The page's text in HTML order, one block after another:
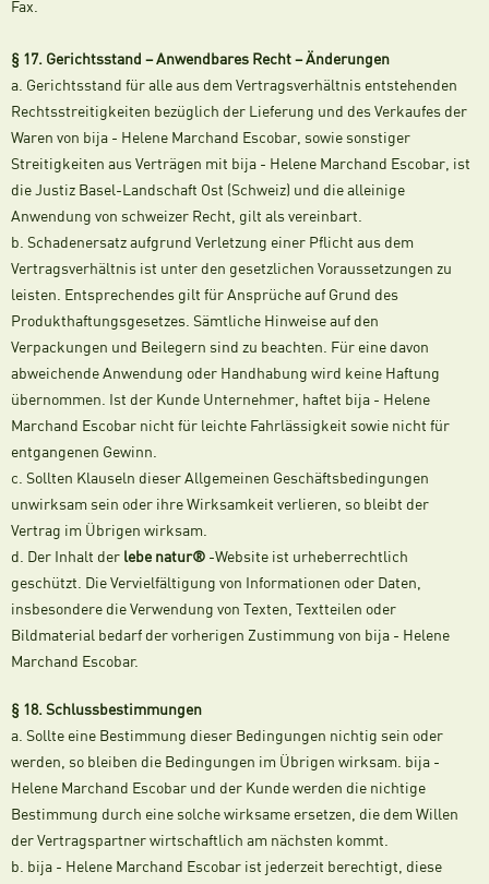
Fax.
§ 17. Gerichtsstand – Anwendbares Recht – Änderungen
a. Gerichtsstand für alle aus dem Vertragsverhältnis entstehenden
Rechtsstreitigkeiten bezüglich der Lieferung und des Verkaufes der
Waren von bija - Helene Marchand Escobar, sowie sonstiger
Streitigkeiten aus Verträgen mit bija - Helene Marchand Escobar, ist
die Justiz Basel-Landschaft Ost (Schweiz) und die alleinige
Anwendung von schweizer Recht, gilt als vereinbart.
b. Schadenersatz aufgrund Verletzung einer Pflicht aus dem
Vertragsverhältnis ist unter den gesetzlichen Voraussetzungen zu
leisten. Entsprechendes gilt für Ansprüche auf Grund des
Produkthaftungsgesetzes. Sämtliche Hinweise auf den
Verpackungen und Beilegern sind zu beachten. Für eine davon
abweichende Anwendung oder Handhabung wird keine Haftung
übernommen. Ist der Kunde Unternehmer, haftet bija - Helene
Marchand Escobar nicht für leichte Fahrlässigkeit sowie nicht für
entgangenen Gewinn.
c. Sollten Klauseln dieser Allgemeinen Geschäftsbedingungen
unwirksam sein oder ihre Wirksamkeit verlieren, so bleibt der
Vertrag im Übrigen wirksam.
d. Der Inhalt der lebe natur® -Website ist urheberrechtlich
geschützt. Die Vervielfältigung von Informationen oder Daten,
insbesondere die Verwendung von Texten, Textteilen oder
Bildmaterial bedarf der vorherigen Zustimmung von bija - Helene
Marchand Escobar.
§ 18. Schlussbestimmungen
a. Sollte eine Bestimmung dieser Bedingungen nichtig sein oder
werden, so bleiben die Bedingungen im Übrigen wirksam. bija -
Helene Marchand Escobar und der Kunde werden die nichtige
Bestimmung durch eine solche wirksame ersetzen, die dem Willen
der Vertragspartner wirtschaftlich am nächsten kommt.
b. bija - Helene Marchand Escobar ist jederzeit berechtigt, diese